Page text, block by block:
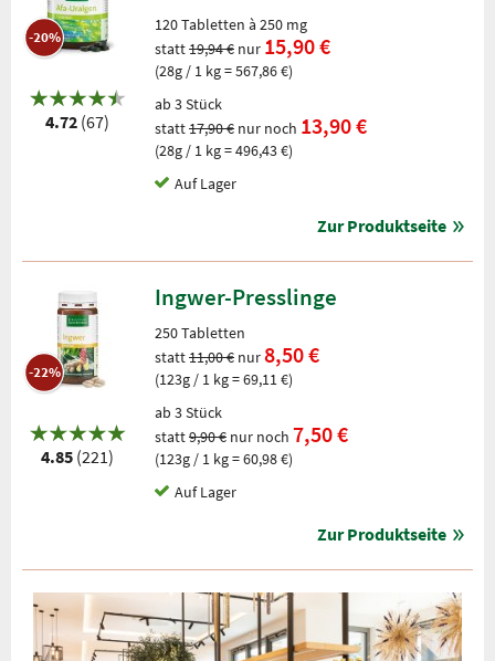
-20%
4.72 (67)
120 Tabletten à 250 mg
statt19,94 € nur 15,90 €
(28g / 1 kg = 567,86 €)
ab 3 Stück
statt17,90 € nur noch 13,90 €
(28g / 1 kg = 496,43 €)
Auf Lager
Zur Produktseite
-22%
4.85 (221)
Ingwer-Presslinge
250 Tabletten
statt11,00 € nur8,50 €
(123g / 1 kg = 69,11 €)
ab 3 Stück
statt9,90 € nur noch 7,50 €
(123g / 1 kg = 60,98 €)
Auf Lager
Zur Produktseite